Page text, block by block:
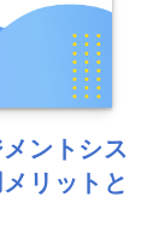
ントシス
リットと